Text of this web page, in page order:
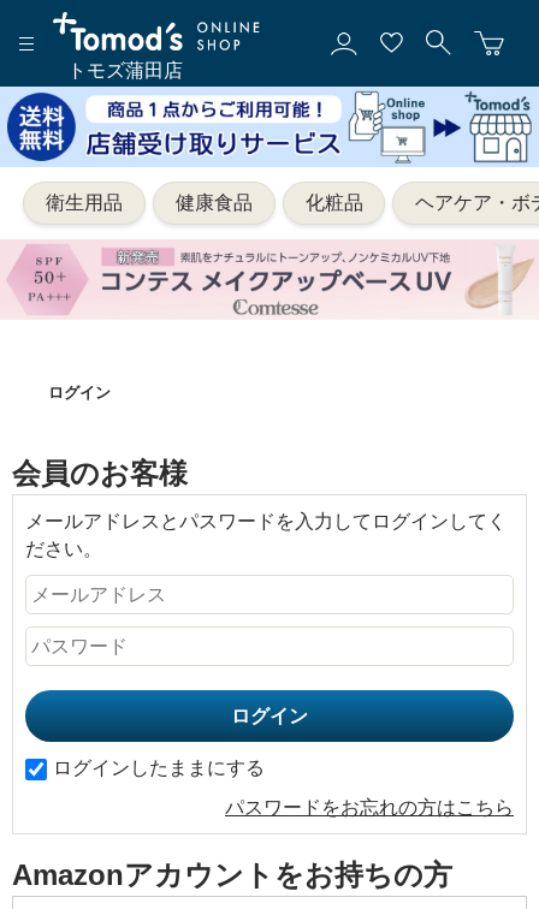
トモズ蒲田店
衛生用品 健康食品 化粧品 ヘアケア・ボ
ログイン
会員のお客様
メールアドレスとパスワードを入力してログインしてく
ださい。
ログインしたままにする
パスワードをお忘れの方はこちら
Amazonアカウントをお持ちの方